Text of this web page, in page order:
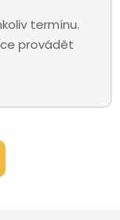
termínu.
provádět